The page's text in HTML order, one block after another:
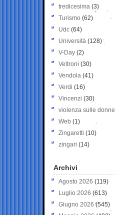
tredicesima (3)
Turismo (62)
Udc (64)
Università (128)
V-Day (2)
Veltroni (30)
Vendola (41)
Verdi (16)
Vincenzi (30)
violenza sulle donne
Web (1)
Zingaretti (10)
zingari (14)
Archivi
Agosto 2026 (119)
Luglio 2026 (613)
Giugno 2026 (545)